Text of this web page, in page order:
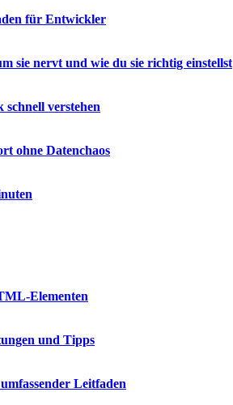
für Entwickler
sie nervt und wie du sie richtig einstellst
verstehen
ohne Datenchaos
Elementen
und Tipps
Leitfaden